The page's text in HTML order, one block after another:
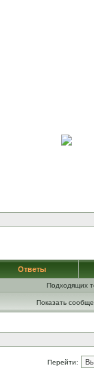
Ответы
Подходящих
Показать
Перейти: